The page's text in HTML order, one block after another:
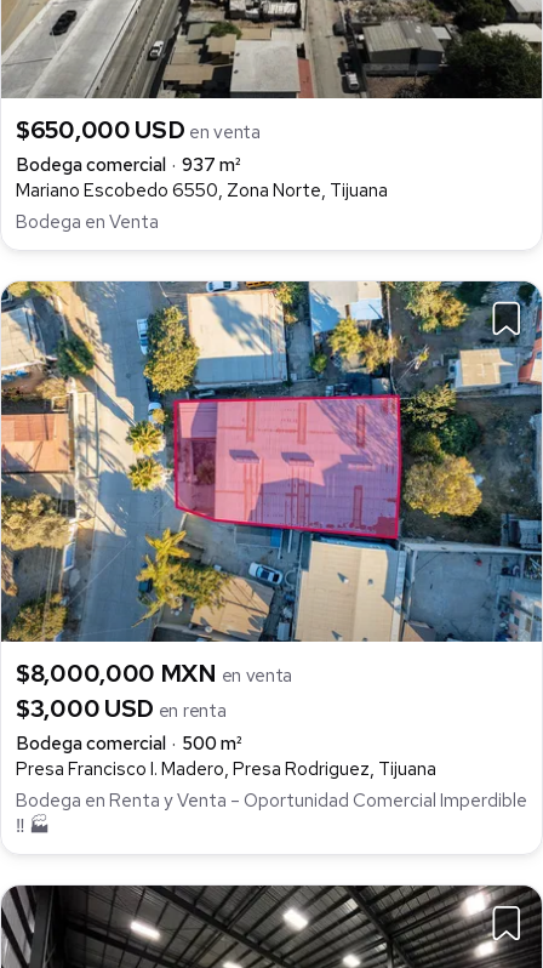
$650,000 USD en venta
Bodega comercial
937 m²
Mariano Escobedo 6550, Zona Norte, Tijuana
Bodega en Venta
$8,000,000 MXN en venta
$3,000 USD en renta
Bodega comercial
500 m²
Presa Francisco I. Madero, Presa Rodriguez, Tijuana
Bodega en Renta y Venta – Oportunidad Comercial Imperdible
‼️ 🏭